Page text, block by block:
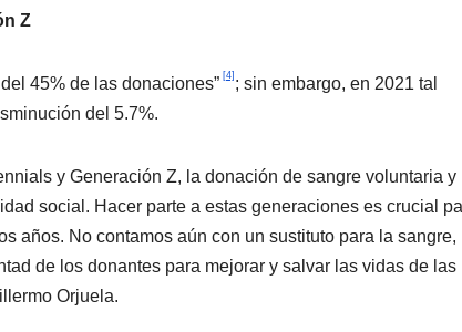
Z
45% de las donaciones” [4] ; sin embargo, en 2021 tal
del 5.7%.
y Generación Z, la donación de sangre voluntaria y
social. Hacer parte a estas generaciones es crucial
años. No contamos aún con un sustituto para la sangre,
de los donantes para mejorar y salvar las vidas de las
Orjuela.